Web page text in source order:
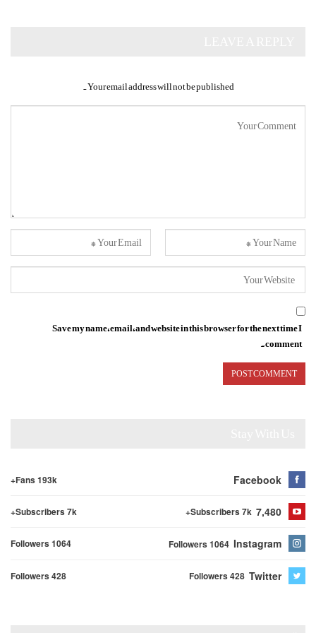
Your email address will not be published.
Save my name, email, and website in this browser for the next time I
comment.
Facebook
Fans 193k+
7,480
Subscribers 7k+
Subscribers 7k+
Instagram
Followers 1064
Followers 1064
Twitter
Followers 428
Followers 428